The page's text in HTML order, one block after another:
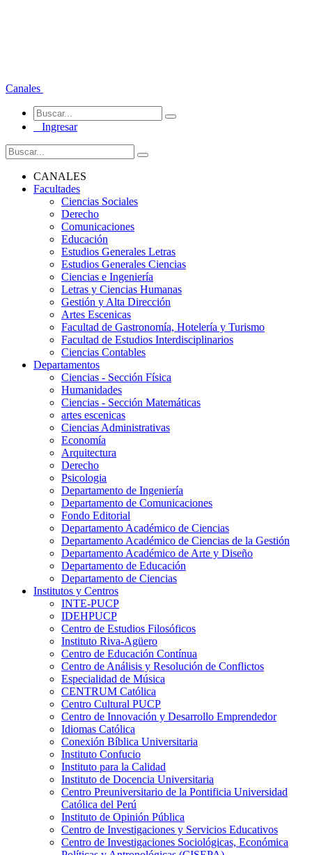
Canales
Ingresar
CANALES
Facultades
Ciencias Sociales
Derecho
Comunicaciones
Educación
Estudios Generales Letras
Estudios Generales Ciencias
Ciencias e Ingeniería
Letras y Ciencias Humanas
Gestión y Alta Dirección
Artes Escenicas
Facultad de Gastronomía, Hotelería y Turismo
Facultad de Estudios Interdisciplinarios
Ciencias Contables
Departamentos
Ciencias - Sección Física
Humanidades
Ciencias - Sección Matemáticas
artes escenicas
Ciencias Administrativas
Economía
Arquitectura
Derecho
Psicologia
Departamento de Ingeniería
Departamento de Comunicaciones
Fondo Editorial
Departamento Académico de Ciencias
Departamento Académico de Ciencias de la Gestión
Departamento Académico de Arte y Diseño
Departamento de Educación
Departamento de Ciencias
Institutos y Centros
INTE-PUCP
IDEHPUCP
Centro de Estudios Filosóficos
Instituto Riva-Agüero
Centro de Educación Contínua
Centro de Análisis y Resolución de Conflictos
Especialidad de Música
CENTRUM Católica
Centro Cultural PUCP
Centro de Innovación y Desarrollo Emprendedor
Idiomas Católica
Conexión Bíblica Universitaria
Instituto Confucio
Instituto para la Calidad
Instituto de Docencia Universitaria
Centro Preuniversitario de la Pontificia Universidad
Católica del Perú
Instituto de Opinión Pública
Centro de Investigaciones y Servicios Educativos
Centro de Investigaciones Sociológicas, Económica